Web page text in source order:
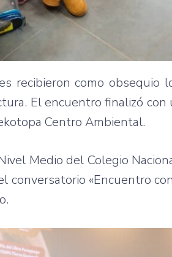
recibieron como
El encuentro finalizó
Centro Ambiental.
Medio del Colegio
conversatorio «Encuentro